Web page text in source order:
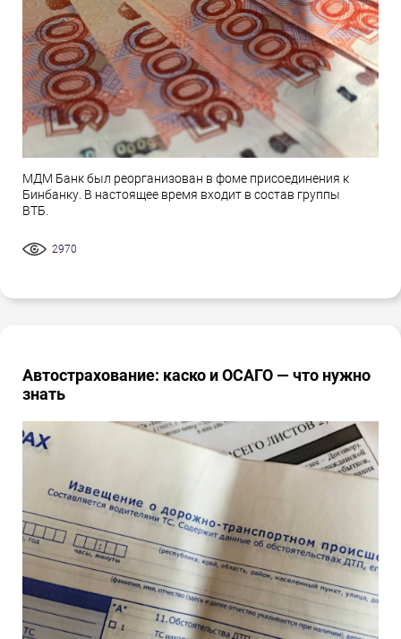
МДМ Банк был реорганизован в фоме присоединения к
Бинбанку. В настоящее время входит в состав группы
ВТБ.
2970
Автострахование: каско и ОСАГО — что нужно
знать